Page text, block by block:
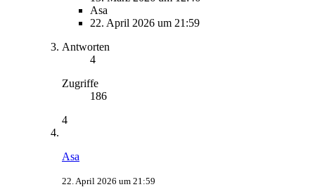
Asa
22. April 2026 um 21:59
Antworten
4
Zugriffe
186
4
Asa
22. April 2026 um 21:59